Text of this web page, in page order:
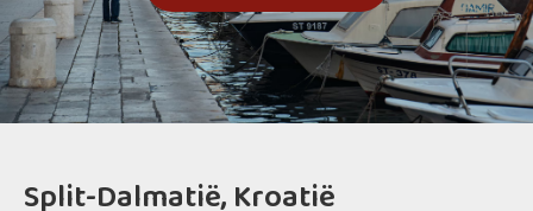
Split-Dalmatië, Kroatië